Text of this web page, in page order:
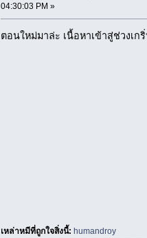
04:30:03 PM »
ตอนใหม่มาล่ะ เนื้อหาเข้าสู่ช่วงเ
เหล่าหมีที่ถูกใจสิ่งนี้:humandroy